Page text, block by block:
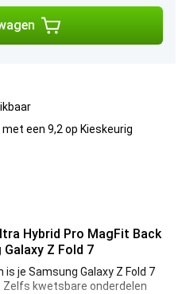
een 9,2 op Kieskeurig
Hybrid Pro MagFit Back
Z Fold 7
je Samsung Galaxy Z Fold 7
kwetsbare onderdelen